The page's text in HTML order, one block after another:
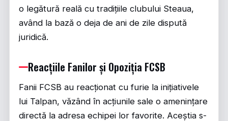
o legătură reală cu tradițiile clubului Steaua,
având la bază o deja de ani de zile dispută
juridică.
Reacțiile Fanilor și Opoziția FCSB
Fanii FCSB au reacționat cu furie la inițiativele
lui Talpan, văzând în acțiunile sale o amenințare
directă la adresa echipei lor favorite. Aceștia s-